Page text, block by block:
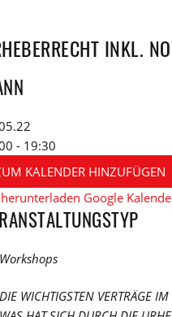
INKL.
- 19:30
KALENDER HINZUFÜGEN
herunterladen Google
Workshops
DIE WICHTIGSTEN VERTRÄGE